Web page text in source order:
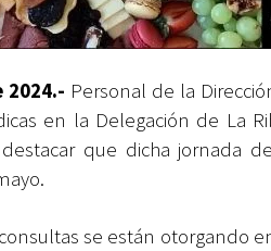
2024.- Personal de la
en la Delegación de La
que dicha jornada
se están otorgando